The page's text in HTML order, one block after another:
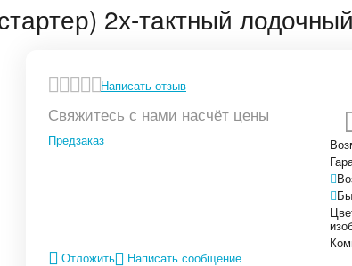
2х-тактный
Написать отзыв
Свяжитесь с нами насчёт цены
Предзаказ
Отложить Написать сообщение